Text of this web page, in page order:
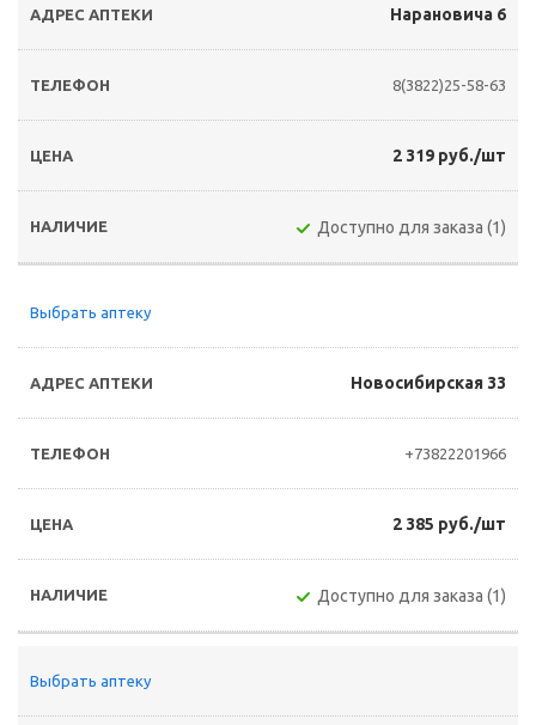
Нарановича 6
8(3822)25-58-63
2 319 руб./шт
Доступно для заказа (1)
Выбрать аптеку
Новосибирская 33
+73822201966
2 385 руб./шт
Доступно для заказа (1)
Выбрать аптеку